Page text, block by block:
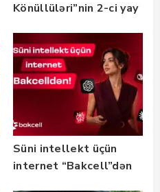
Könüllüləri”nin 2-ci yay
olub — FOTO
Süni intellekt üçün
internet “Bakcell”dən